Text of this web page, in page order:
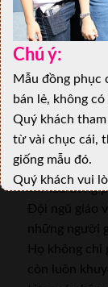
Với diện tích
THPT Võ
tập thuận lợi
kế thông
gian thoải
còn có các
tính hiện đại
quá trình tự
Mẫu đồng
Đội ngũ giáo
những người
Họ không chỉ
còn luôn
Chú ý:
Mẫu đồng phục
bán lẻ, không có
Quý khách
từ vài chục cái,
giống mẫu đó.
Quý khách vui